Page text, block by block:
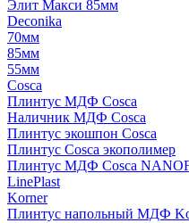
Элит Макси 85мм
Deconika
70мм
85мм
55мм
Cosca
Плинтус МДФ Cosca
Наличник МДФ Cosca
Плинтус экошпон Cosca
Плинтус Cosca экополимер
Плинтус МДФ Cosca
LinePlast
Korner
Плинтус напольный МДФ